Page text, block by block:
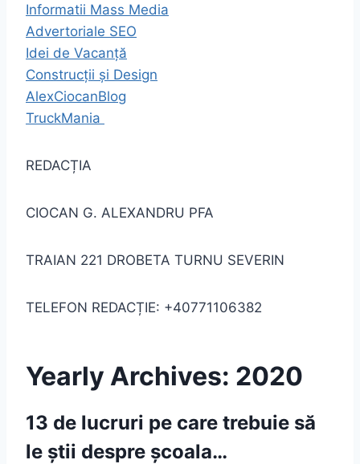
Informatii Mass Media
Advertoriale SEO
Idei de Vacanță
Construcții și Design
AlexCiocanBlog
TruckMania
REDACȚIA
CIOCAN G. ALEXANDRU PFA
TRAIAN 221 DROBETA TURNU SEVERIN
TELEFON REDACȚIE: +40771106382
Yearly Archives: 2020
13 de lucruri pe care trebuie să
le știi despre școala…